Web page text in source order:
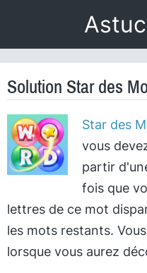
Solution Star des
Star des
vous
partir
fois que
lettres de ce mot
les mots restants.
lorsque vous aurez